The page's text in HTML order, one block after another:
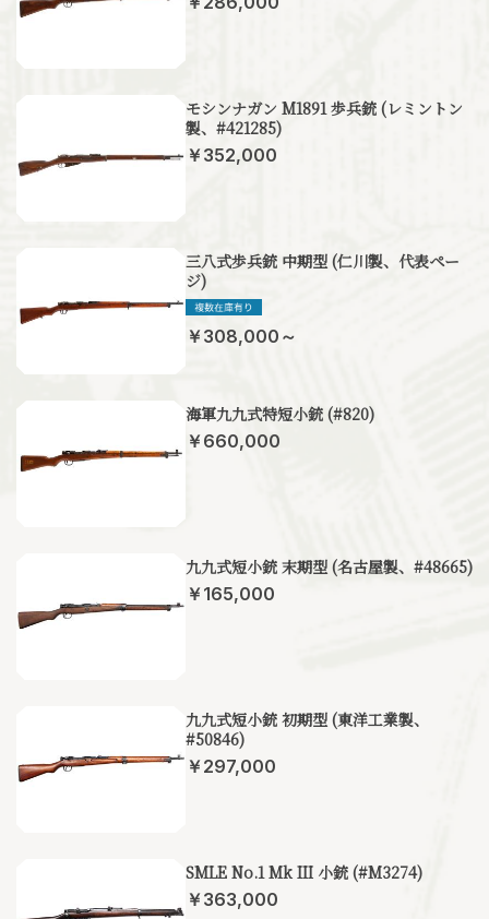
モシンナガン M1891 歩兵銃 (レミントン
製、#421285)
￥352,000
三八式歩兵銃 中期型 (仁川製、代表ペー
ジ)
￥308,000～
海軍九九式特短小銃 (#820)
￥660,000
九九式短小銃 末期型 (名古屋製、#48665)
￥165,000
九九式短小銃 初期型 (東洋工業製、
#50846)
￥297,000
SMLE No.1 Mk III 小銃 (#M3274)
￥363,000